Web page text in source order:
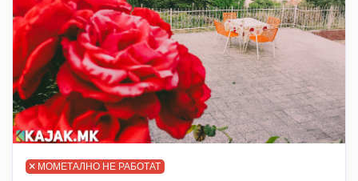
МОМЕТАЛНО НЕ РАБОТАТ